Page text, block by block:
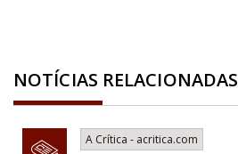
NOTÍCIAS RELACIONADAS
A Crítica - acritica.com